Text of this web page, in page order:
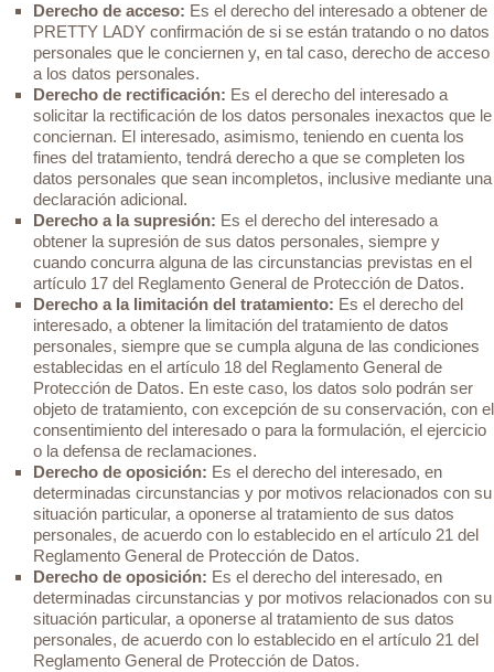
Derecho de acceso: Es el derecho del interesado a obtener de
PRETTY LADY confirmación de si se están tratando o no datos
personales que le conciernen y, en tal caso, derecho de acceso
a los datos personales.
Derecho de rectificación: Es el derecho del interesado a
solicitar la rectificación de los datos personales inexactos que le
conciernan. El interesado, asimismo, teniendo en cuenta los
fines del tratamiento, tendrá derecho a que se completen los
datos personales que sean incompletos, inclusive mediante una
declaración adicional.
Derecho a la supresión: Es el derecho del interesado a
obtener la supresión de sus datos personales, siempre y
cuando concurra alguna de las circunstancias previstas en el
artículo 17 del Reglamento General de Protección de Datos.
Derecho a la limitación del tratamiento: Es el derecho del
interesado, a obtener la limitación del tratamiento de datos
personales, siempre que se cumpla alguna de las condiciones
establecidas en el artículo 18 del Reglamento General de
Protección de Datos. En este caso, los datos solo podrán ser
objeto de tratamiento, con excepción de su conservación, con el
consentimiento del interesado o para la formulación, el ejercicio
o la defensa de reclamaciones.
Derecho de oposición: Es el derecho del interesado, en
determinadas circunstancias y por motivos relacionados con su
situación particular, a oponerse al tratamiento de sus datos
personales, de acuerdo con lo establecido en el artículo 21 del
Reglamento General de Protección de Datos.
Derecho de oposición: Es el derecho del interesado, en
determinadas circunstancias y por motivos relacionados con su
situación particular, a oponerse al tratamiento de sus datos
personales, de acuerdo con lo establecido en el artículo 21 del
Reglamento General de Protección de Datos.